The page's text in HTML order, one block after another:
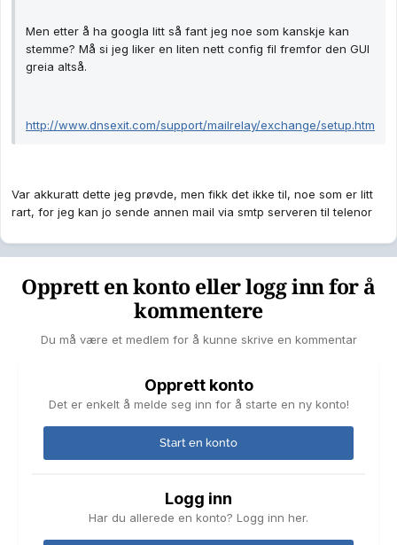
Men etter å ha googla litt så fant jeg noe som kanskje kan
stemme? Må si jeg liker en liten nett config fil fremfor den GUI
greia altså.
http://www.dnsexit.com/support/mailrelay/exchange/setup.htm
Var akkuratt dette jeg prøvde, men fikk det ikke til, noe som er litt
rart, for jeg kan jo sende annen mail via smtp serveren til telenor
Opprett en konto eller logg inn for å
kommentere
Du må være et medlem for å kunne skrive en kommentar
Opprett konto
Det er enkelt å melde seg inn for å starte en ny konto!
Start en konto
Logg inn
Har du allerede en konto? Logg inn her.